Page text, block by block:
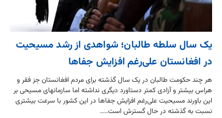
یک سال سلطه طالبان؛ شواهدی از رشد مسیحیت
در افغانستان علی‌رغم افزایش جفاها
هر چند حکومت طالبان در یک سال گذشته برای مردم افغانستان جز فقر و
هراس بیشتر و آزادی‌ کمتر دستاورد دیگری نداشته اما سازمانهای مسیحی بر
این باورند مسیحیت علی‌رغم افزایش جفاها در این کشور با سرعت بیشتری
نسبت به گذشته در حال گسترش است....